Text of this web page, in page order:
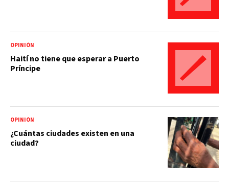
OPINIÓN
Haití no tiene que esperar a Puerto
Príncipe
OPINIÓN
¿Cuántas ciudades existen en una
ciudad?